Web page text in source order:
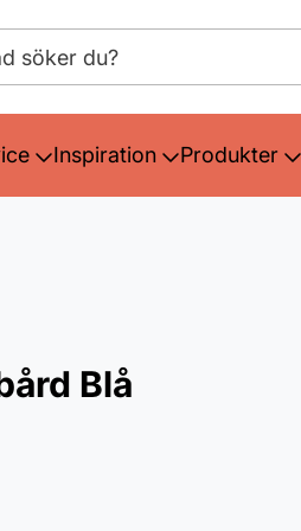
Inspiration Produkter
Blå